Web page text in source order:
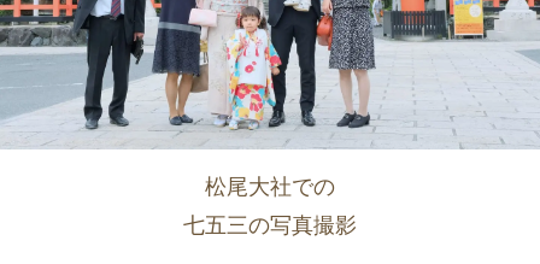
松尾大社での
七五三の写真撮影